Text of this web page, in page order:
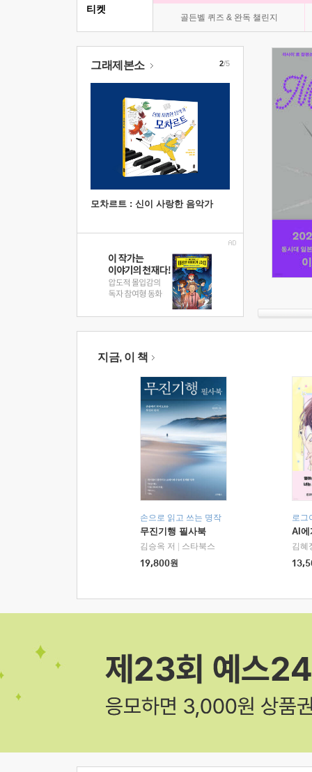
골든벨 퀴즈 & 완독 챌린지
티켓
그래제본소
모차르트 : 신이 사랑한 음악가
2/5
지금, 이 책
손으로 읽고 쓰는 명작
무진기행 필사북
김승옥 저
스타북스
19,800원
로그
AI에
김혜